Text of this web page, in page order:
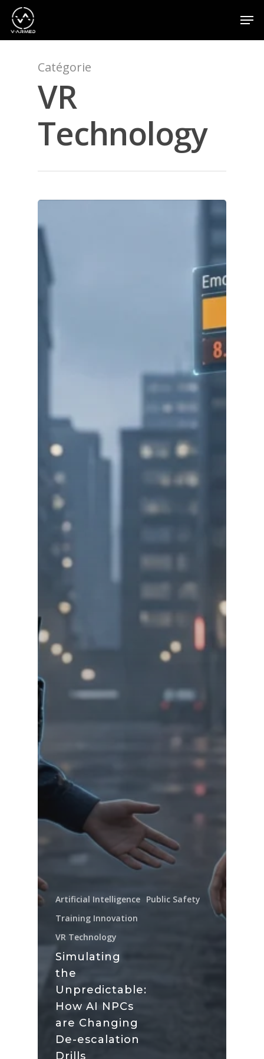
Appuyez sur la touche Entrée pour effectuer une
recherche ou sur la touche ESC pour fermer
Catégorie
VR
Technology
Artificial Intelligence Public Safety
Training Innovation
VR Technology
Simulating
the
Unpredictable:
How AI NPCs
are Changing
De-escalation
Drills